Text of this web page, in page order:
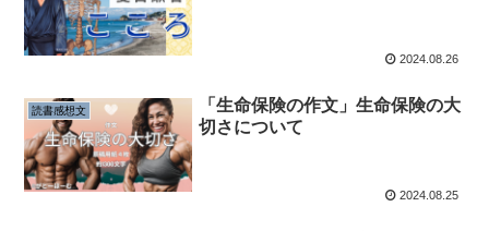
2024.08.26
読書感想文
「生命保険の作文」生命保険の大
切さについて
2024.08.25